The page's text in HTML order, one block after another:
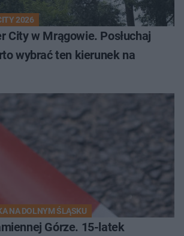
2026
City w Mrągowie. Posłuchaj
wybrać ten kierunek na
NA DOLNYM ŚLĄSKU
Górze. 15-latek